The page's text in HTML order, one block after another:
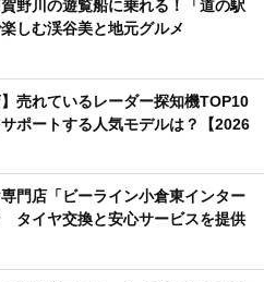
賀野川の遊覧船に乗れる！「道の駅
しむ渓谷美と地元グルメ
】売れているレーダー探知機TOP10
サポートする人気モデルは？【2026
門店「ビーライン小倉東インター
タイヤ交換と安心サービスを提供